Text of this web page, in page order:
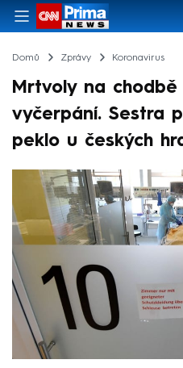
Domů Zprávy Koronavirus
Mrtvoly na
vyčerpání. Sestra
peklo u českých